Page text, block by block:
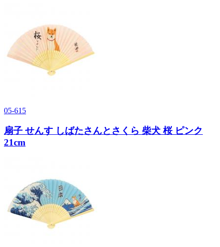
05-615
扇子 せんす しばたさんとさくら 柴犬 桜 ピンク
21cm